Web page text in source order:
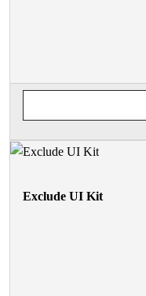
Exclude UI Kit